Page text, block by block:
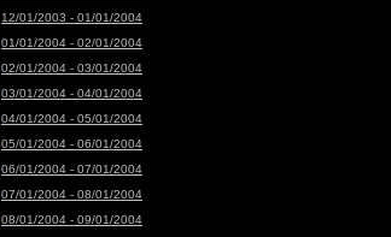
12/01/2003 - 01/01/2004
01/01/2004 - 02/01/2004
02/01/2004 - 03/01/2004
03/01/2004 - 04/01/2004
04/01/2004 - 05/01/2004
05/01/2004 - 06/01/2004
06/01/2004 - 07/01/2004
07/01/2004 - 08/01/2004
08/01/2004 - 09/01/2004